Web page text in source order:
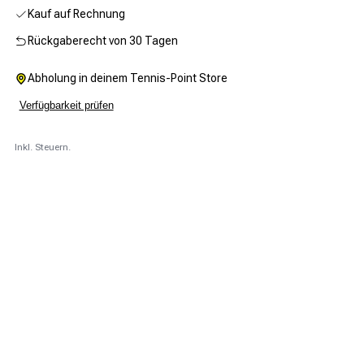
Kauf auf Rechnung
Rückgaberecht von 30 Tagen
Abholung in deinem Tennis-Point Store
Verfügbarkeit prüfen
Inkl. Steuern.